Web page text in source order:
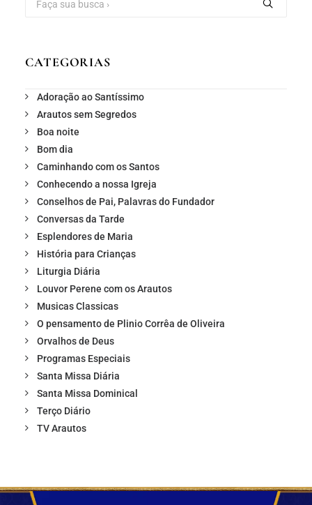
CATEGORIAS
Adoração ao Santíssimo
Arautos sem Segredos
Boa noite
Bom dia
Caminhando com os Santos
Conhecendo a nossa Igreja
Conselhos de Pai, Palavras do Fundador
Conversas da Tarde
Esplendores de Maria
História para Crianças
Liturgia Diária
Louvor Perene com os Arautos
Musicas Classicas
O pensamento de Plinio Corrêa de Oliveira
Orvalhos de Deus
Programas Especiais
Santa Missa Diária
Santa Missa Dominical
Terço Diário
TV Arautos